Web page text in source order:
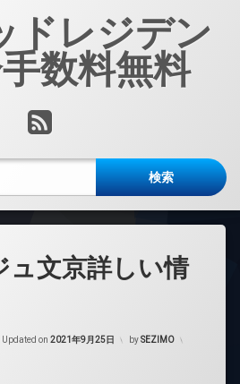
ドレジデン
数料無料
RSS
検索:
ュ文京詳しい情
Updated on 2021年9月25日 bySEZIMO